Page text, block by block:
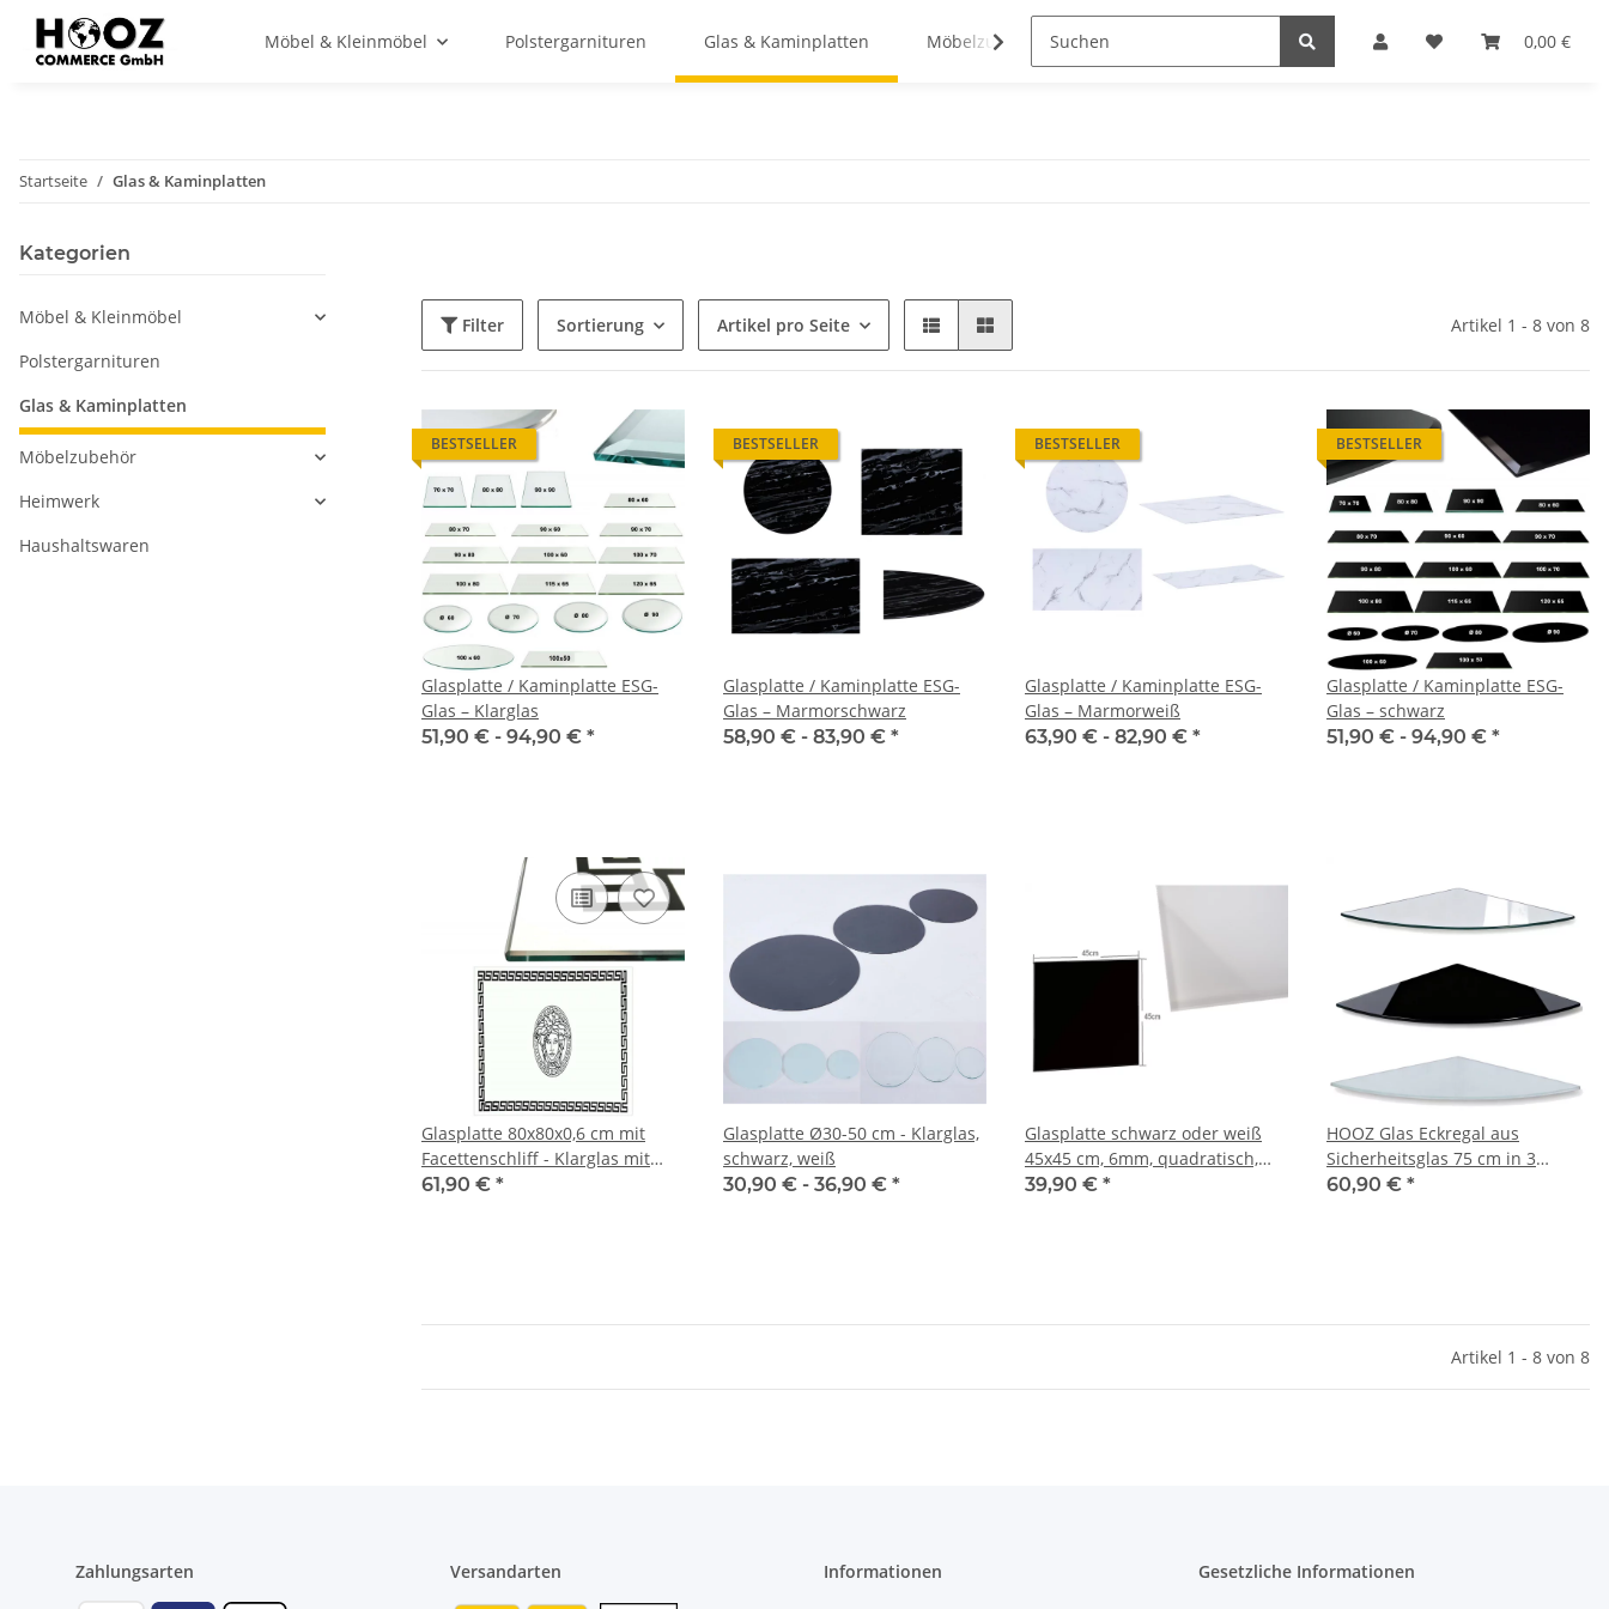
0,00 €
Möbel & Kleinmöbel Polstergarnituren Glas & Kaminplatten Möbelzubehör Haushaltswaren
Startseite Glas & Kaminplatten
Filter Sortierung Artikel pro Seite Artikel 1 - 8 von 8
BESTSELLER
Glasplatte / Kaminplatte ESG-
Glas – Klarglas
51,90 € - 94,90 € *
BESTSELLER
Glasplatte / Kaminplatte ESG-
Glas – Marmorschwarz
58,90 € - 83,90 € *
BESTSELLER
Glasplatte / Kaminplatte ESG-
Glas – Marmorweiß
63,90 € - 82,90 € *
BESTSELLER
Glasplatte / Kaminplatte ESG-
Glas – schwarz
51,90 € - 94,90 € *
Glasplatte 80x80x0,6 cm mit
Facettenschliff - Klarglas mit
Medusa Verzierung
61,90 € *
Glasplatte Ø30-50 cm - Klarglas,
schwarz, weiß
30,90 € - 36,90 € *
Glasplatte schwarz oder weiß
45x45 cm, 6mm, quadratisch,
Sicherheitsglas
39,90 € *
HOOZ Glas Eckregal aus
Sicherheitsglas 75 cm in 3
verschiedenen Farben inkl.
60,90 € *
Artikel 1 - 8 von 8
Kategorien
Möbel & Kleinmöbel
Polstergarnituren
Glas & Kaminplatten
Möbelzubehör
Heimwerk
Haushaltswaren
Zahlungsarten Versandarten Informationen Gesetzliche Informationen